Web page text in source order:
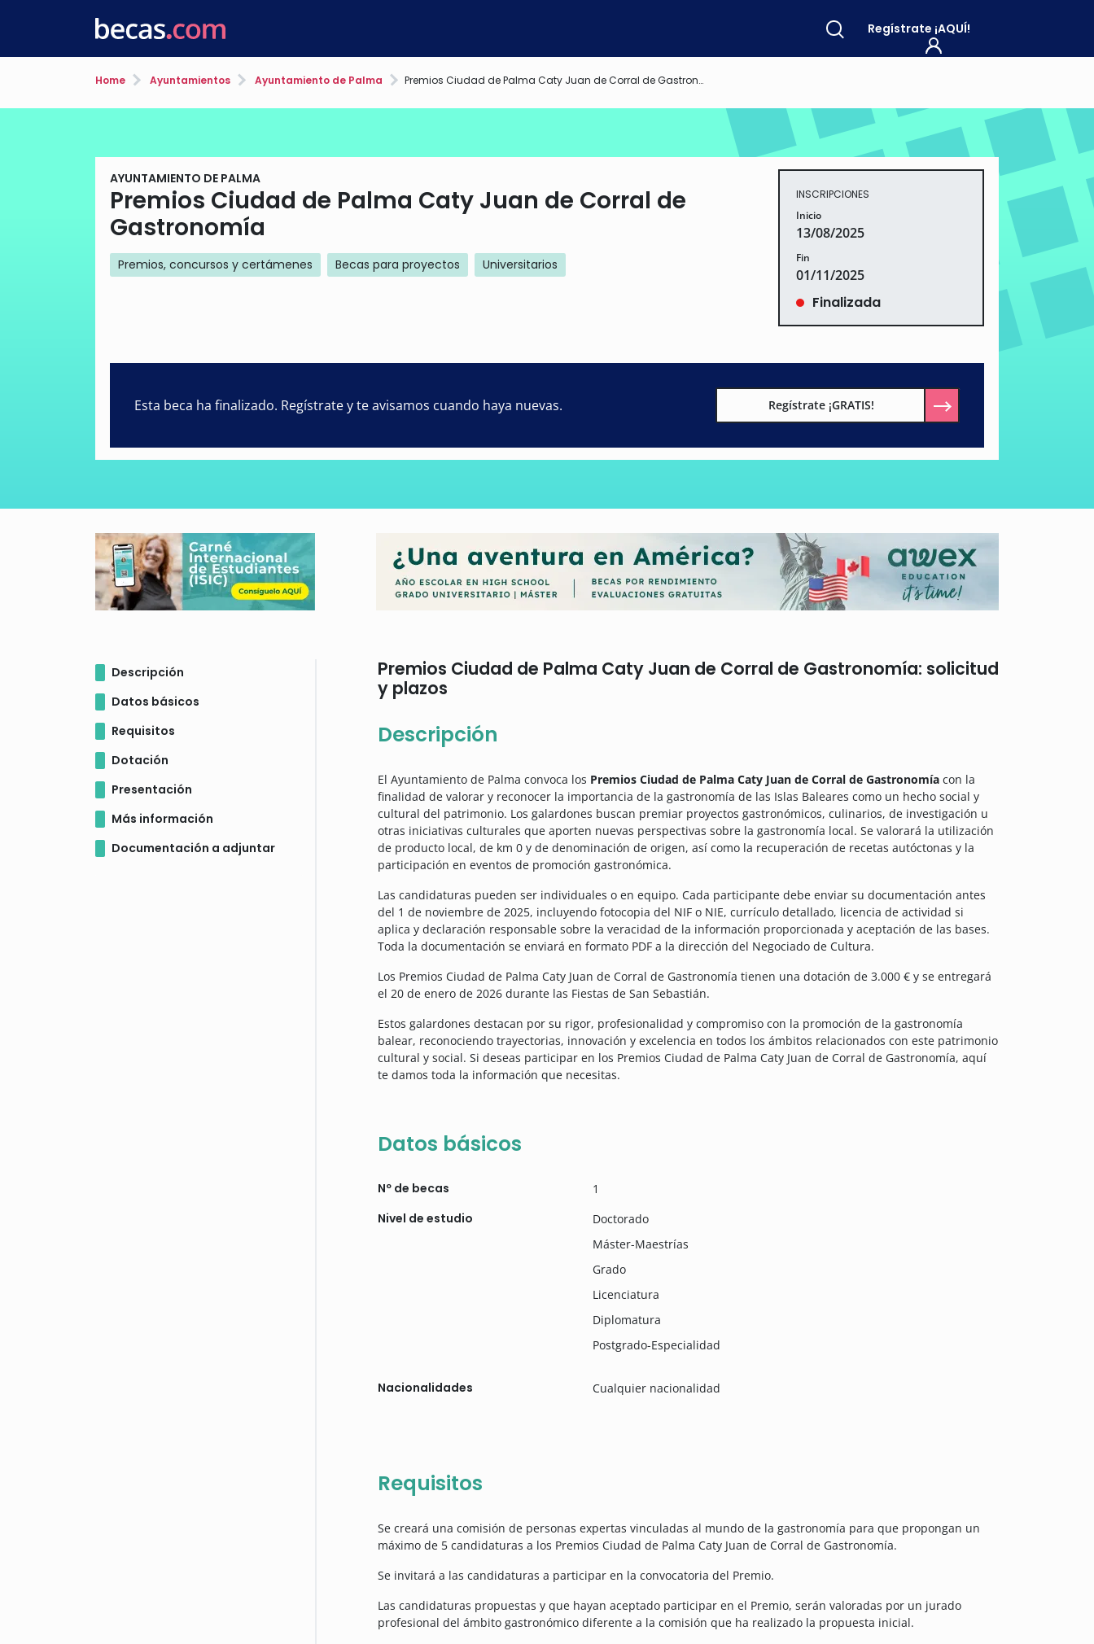
Regístrate ¡AQUÍ!
Home Ayuntamientos Ayuntamiento de Palma Premios Ciudad de Palma Caty Juan de Corral de Gastronomía
AYUNTAMIENTO DE PALMA
Premios Ciudad de Palma Caty Juan de Corral de
Gastronomía
Premios, concursos y certámenes Becas para proyectos Universitarios
INSCRIPCIONES
Inicio
13/08/2025
Fin
01/11/2025
Finalizada
Esta beca ha finalizado. Regístrate y te avisamos cuando haya nuevas. Regístrate ¡GRATIS!
Descripción
Datos básicos
Requisitos
Dotación
Presentación
Más información
Documentación a adjuntar
Premios Ciudad de Palma Caty Juan de Corral de Gastronomía: solicitud
y plazos
Descripción
El Ayuntamiento de Palma convoca los Premios Ciudad de Palma Caty Juan de Corral de Gastronomía con la
finalidad de valorar y reconocer la importancia de la gastronomía de las Islas Baleares como un hecho social y
cultural del patrimonio. Los galardones buscan premiar proyectos gastronómicos, culinarios, de investigación u
otras iniciativas culturales que aporten nuevas perspectivas sobre la gastronomía local. Se valorará la utilización
de producto local, de km 0 y de denominación de origen, así como la recuperación de recetas autóctonas y la
participación en eventos de promoción gastronómica.
Las candidaturas pueden ser individuales o en equipo. Cada participante debe enviar su documentación antes
del 1 de noviembre de 2025, incluyendo fotocopia del NIF o NIE, currículo detallado, licencia de actividad si
aplica y declaración responsable sobre la veracidad de la información proporcionada y aceptación de las bases.
Toda la documentación se enviará en formato PDF a la dirección del Negociado de Cultura.
Los Premios Ciudad de Palma Caty Juan de Corral de Gastronomía tienen una dotación de 3.000 € y se entregará
el 20 de enero de 2026 durante las Fiestas de San Sebastián.
Estos galardones destacan por su rigor, profesionalidad y compromiso con la promoción de la gastronomía
balear, reconociendo trayectorias, innovación y excelencia en todos los ámbitos relacionados con este patrimonio
cultural y social. Si deseas participar en los Premios Ciudad de Palma Caty Juan de Corral de Gastronomía, aquí
te damos toda la información que necesitas.
Datos básicos
Nº de becas 1
Nivel de estudio
Doctorado
Máster-Maestrías
Grado
Licenciatura
Diplomatura
Postgrado-Especialidad
Nacionalidades Cualquier nacionalidad
Requisitos
Se creará una comisión de personas expertas vinculadas al mundo de la gastronomía para que propongan un
máximo de 5 candidaturas a los Premios Ciudad de Palma Caty Juan de Corral de Gastronomía.
Se invitará a las candidaturas a participar en la convocatoria del Premio.
Las candidaturas propuestas y que hayan aceptado participar en el Premio, serán valoradas por un jurado
profesional del ámbito gastronómico diferente a la comisión que ha realizado la propuesta inicial.